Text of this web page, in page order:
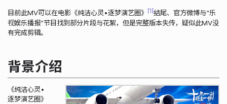
目前此MV可以在电影《纯洁心灵•逐梦演艺圈》 1 结尾、官方微博与“乐
视娱乐播报”节目找到部分片段与花絮，但是完整版本失传，疑似此MV没
有完成剪辑。
背景介绍
《纯洁心灵•
逐梦演艺圈》